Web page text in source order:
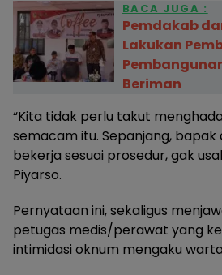
BACA JUGA :
Pemdakab
Lakukan
Beriman
“Kita tidak perlu takut
semacam itu. Sepanjang, bapak
bekerja sesuai prosedur, gak
Piyarso.
Pernyataan ini, sekaligus
petugas medis/perawat yang
intimidasi oknum mengaku